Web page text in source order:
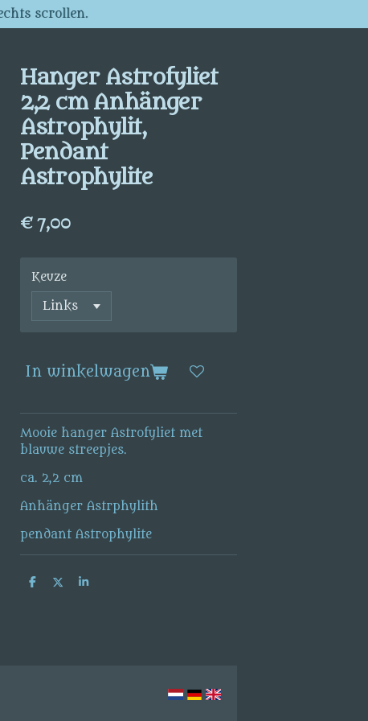
scrollen.
Hanger Astrofyliet
2,2 cm Anhänger
Astrophylit,
Pendant
Astrophylite
€ 7,00
Keuze
In winkelwagen
Mooie hanger Astrofyliet met
blauwe streepjes.
ca. 2,2 cm
Anhänger Astrphylith
pendant Astrophylite
D
D
S